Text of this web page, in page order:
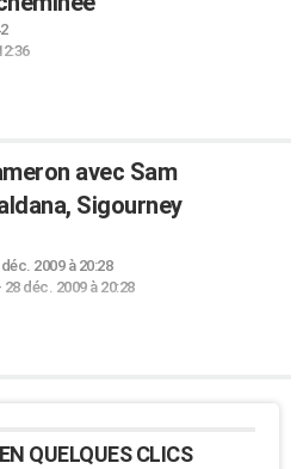
avec Sam
Sigourney
2009 à 20:28
28 déc. 2009 à 20:28
QUELQUES CLICS